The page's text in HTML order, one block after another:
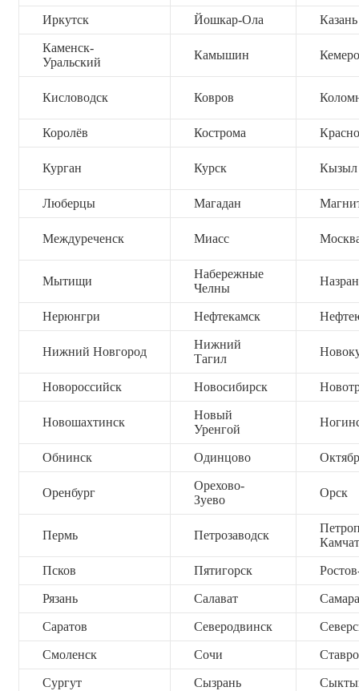
Иркутск Йошкар-Ола Казань
Каменск-
Уральский
Камышин
Кисловодск Ковров
Королёв Кострома
Курган Курск Кызыл
Люберцы Магадан
Междуреченск Миасс
Мытищи
Набережные
Челны
Нерюнгри Нефтекамск
Нижний Новгород
Нижний
Тагил
Новороссийск Новосибирск
Новошахтинск
Новый
Уренгой
Обнинск Одинцово
Оренбург
Орехово-
Зуево
Орск
Пермь Петрозаводск
Псков Пятигорск
Рязань Салават Самара
Саратов Северодвинск
Смоленск Сочи
Сургут Сызрань